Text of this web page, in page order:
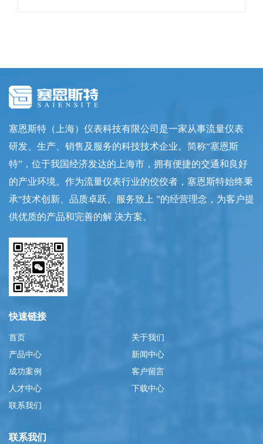
塞恩斯特（上海）仪表科技有限公司是一家从事流量仪表
研发、生产、销售及服务的科技技术企业。简称“塞恩斯
特”，位于我国经济发达的上海市，拥有便捷的交通和良好
的产业环境。作为流量仪表行业的佼佼者，塞恩斯特始终秉
承“技术创新、品质卓跃、服务致上 ”的经营理念，为客户提
供优质的产品和完善的解 决方案。
快速链接
首页
关于我们
产品中心
新闻中心
成功案例
客户留言
人才中心
下载中心
联系我们
联系我们